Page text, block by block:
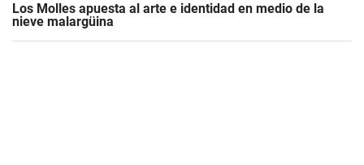
Los Molles apuesta al arte e identidad en medio de la
nieve malargüina